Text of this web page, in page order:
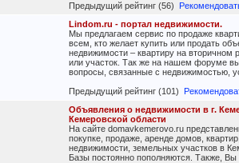
Предыдущий рейтинг (56)
Lindom.ru - портал недвижимости.
Мы предлагаем сервис по продаже
всем, кто желает купить или продать
недвижимости – квартиру на вторичном
или участок. Так же на нашем форуме
вопросы, связанные с недвижимостью,
Предыдущий рейтинг (101)
Объявления о недвижимости в г.
Кемеровской области
На сайте domavkemerovo.ru
покупке, продаже, аренде домов,
недвижимости, земельных участков в
Базы постоянно пополняются. Также, Вы